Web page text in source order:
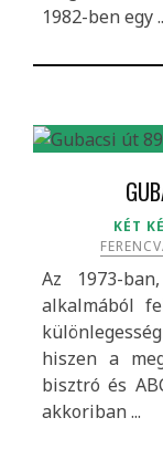
1982-ben egy
KÉT
Az 1973-
alkalmából
hiszen a
bisztró és
akkoriban ...